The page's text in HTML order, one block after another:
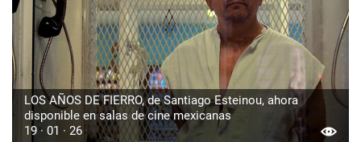
LOS AÑOS DE FIERRO, de Santiago Esteinou, ahora
disponible en salas de cine mexicanas
19 · 01 · 26